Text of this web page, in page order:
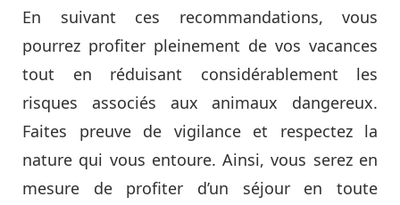
En suivant ces recommandations, vous
pourrez profiter pleinement de vos vacances
tout en réduisant considérablement les
risques associés aux animaux dangereux.
Faites preuve de vigilance et respectez la
nature qui vous entoure. Ainsi, vous serez en
mesure de profiter d’un séjour en toute